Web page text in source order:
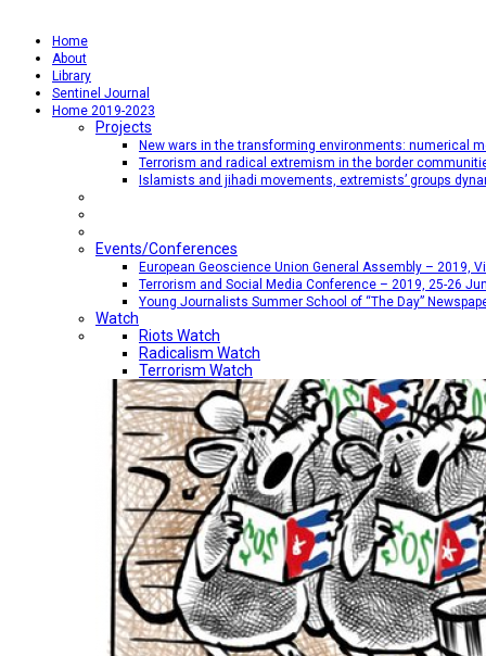
Home
About
Library
Sentinel Journal
Home 2019-2023
Projects
New wars in the transforming environments: numerical
Terrorism and radical extremism in the border
Islamists and jihadi movements, extremists’ groups
Events/Conferences
European Geoscience Union General Assembly – 2019,
Terrorism and Social Media Conference – 2019, 25-26
Young Journalists Summer School of “The Day”
Watch
Riots Watch
Radicalism Watch
Terrorism Watch